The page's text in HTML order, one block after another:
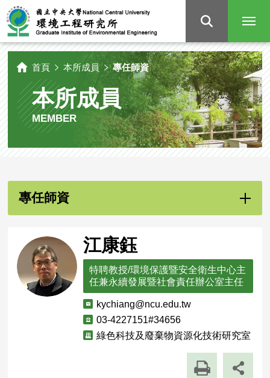
境
工
程
研
究
所
本所成員
MEMBER
首頁 本所成員 專任師資
專任師資
江康鈺
特聘教授/環境保護暨安全衛生中心主
任兼永續發展暨社會責任辦公室主任
電
子
件
kychiang@ncu.edu.tw
聯
絡
03-4227151#34656
單
綠色科技及廢棄物資源化技術研究室